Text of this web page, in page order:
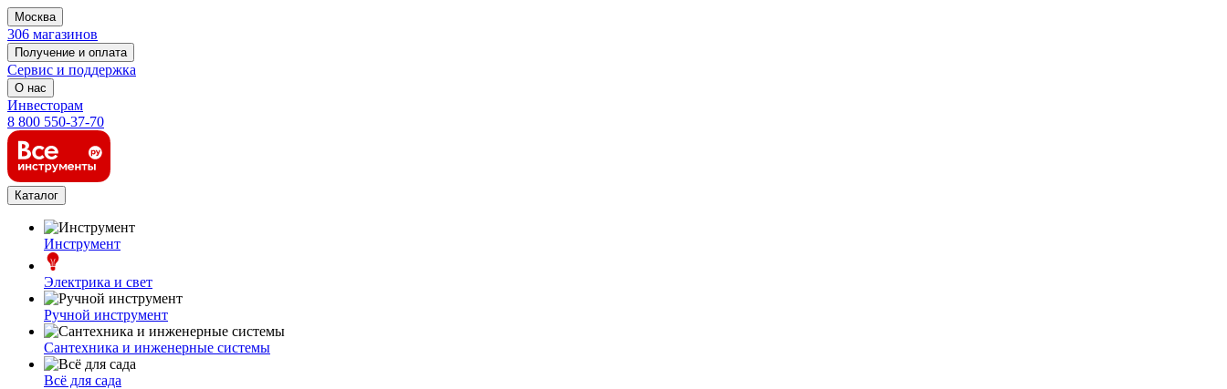
Москва
306 магазинов
Получение и оплата
Сервис и поддержка
О нас
Инвесторам
8 800 550-37-70
Каталог
Инструмент
Электрика и свет
Ручной инструмент
Сантехника и инженерные системы
Всё для сада